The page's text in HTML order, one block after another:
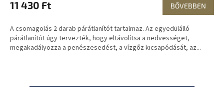
11 430 Ft BŐVEBBEN
A csomagolás 2 darab párátlanítót tartalmaz. Az egyedülálló
párátlanítót úgy tervezték, hogy eltávolítsa a nedvességet,
megakadályozza a penészesedést, a vízgőz kicsapódását, az...